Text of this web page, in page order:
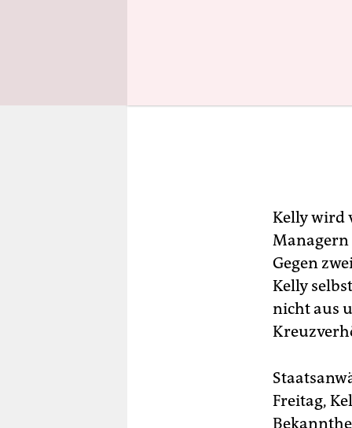
Kelly wird
Gegen
Kelly
nicht aus
Freitag,